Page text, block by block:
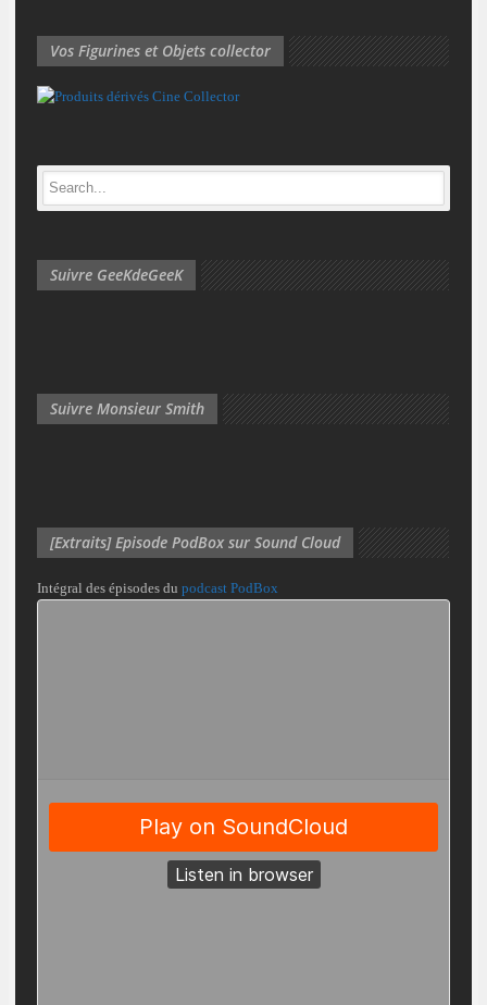
Vos Figurines et Objets collector
Suivre GeeKdeGeeK
Suivre Monsieur Smith
[Extraits] Episode PodBox sur Sound Cloud
Intégral des épisodes du podcast PodBox